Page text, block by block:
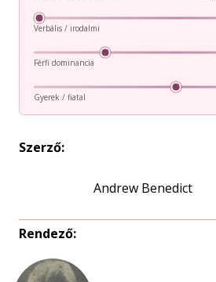
Verbális / irodalmi
Férfi dominancia
Gyerek / fiatal
Szerző:
Andrew Benedict
Rendező: